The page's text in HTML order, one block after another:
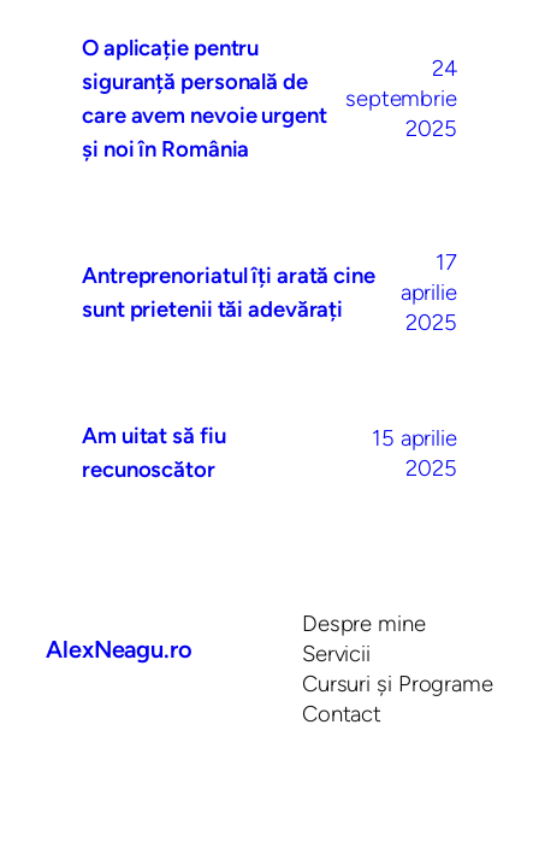
O aplicație pentru
siguranță personală de
care avem nevoie urgent
și noi în România
24
septembrie
2025
Antreprenoriatul îți arată cine
sunt prietenii tăi adevărați
17
aprilie
2025
Am uitat să fiu
recunoscător
15 aprilie
2025
AlexNeagu.ro
Despre mine
Servicii
Cursuri și Programe
Contact